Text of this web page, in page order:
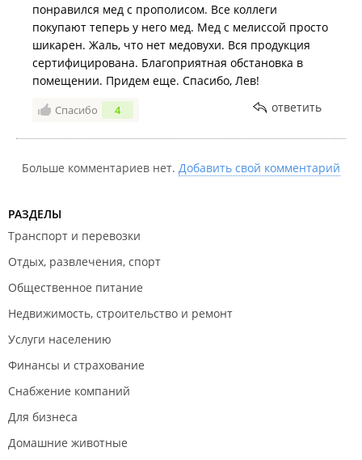
понравился мед с прополисом. Все коллеги
покупают теперь у него мед. Мед с мелиссой просто
шикарен. Жаль, что нет медовухи. Вся продукция
сертифицирована. Благоприятная обстановка в
помещении. Придем еще. Спасибо, Лев!
Спасибо 4 ответить
Больше комментариев нет. Добавить свой комментарий
РАЗДЕЛЫ
Транспорт и перевозки
Отдых, развлечения, спорт
Общественное питание
Недвижимость, строительство и ремонт
Услуги населению
Финансы и страхование
Снабжение компаний
Для бизнеса
Домашние животные